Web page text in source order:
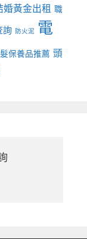
婚黃金出租 職
詢 防火泥
電
保養品推薦 頭